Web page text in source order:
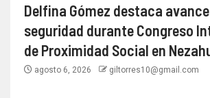
Delfina Gómez destaca
seguridad durante Congreso
de Proximidad Social en
agosto 6, 2026 giltorres10@gmail.com